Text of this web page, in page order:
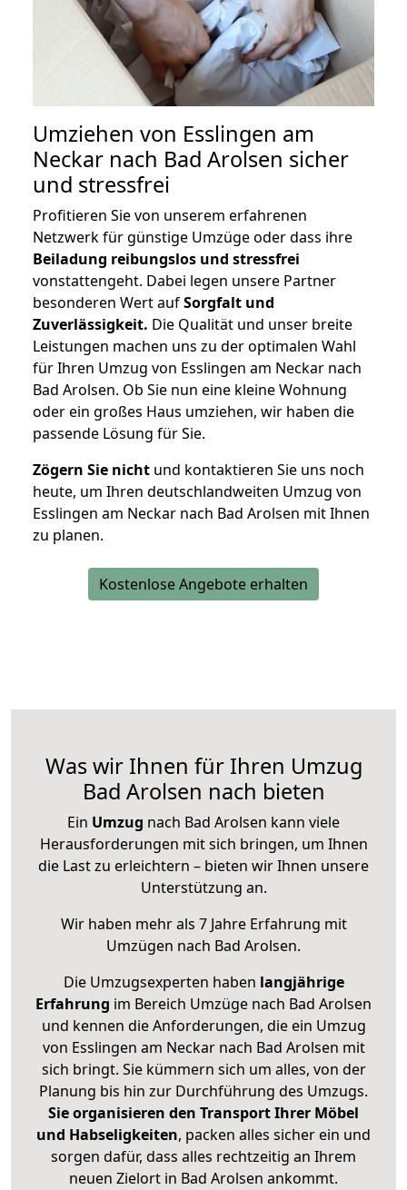
Umziehen von Esslingen am
Neckar nach Bad Arolsen sicher
und stressfrei
Profitieren Sie von unserem erfahrenen
Netzwerk für günstige Umzüge oder dass ihre
Beiladung reibungslos und stressfrei
vonstattengeht. Dabei legen unsere Partner
besonderen Wert aufSorgfalt und
Zuverlässigkeit. Die Qualität und unser breite
Leistungen machen uns zu der optimalen Wahl
für Ihren Umzug von Esslingen am Neckar nach
Bad Arolsen. Ob Sie nun eine kleine Wohnung
oder ein großes Haus umziehen, wir haben die
passende Lösung für Sie.
Zögern Sie nicht und kontaktieren Sie uns noch
heute, um Ihren deutschlandweiten Umzug von
Esslingen am Neckar nach Bad Arolsen mit Ihnen
zu planen.
Kostenlose Angebote erhalten
Was wir Ihnen für Ihren Umzug
Bad Arolsen nach bieten
Ein Umzug nach Bad Arolsen kann viele
Herausforderungen mit sich bringen, um Ihnen
die Last zu erleichtern – bieten wir Ihnen unsere
Unterstützung an.
Wir haben mehr als 7 Jahre Erfahrung mit
Umzügen nach Bad Arolsen.
Die Umzugsexperten haben langjährige
Erfahrung im Bereich Umzüge nach Bad Arolsen
und kennen die Anforderungen, die ein Umzug
von Esslingen am Neckar nach Bad Arolsen mit
sich bringt. Sie kümmern sich um alles, von der
Planung bis hin zur Durchführung des Umzugs.
Sie organisieren den Transport Ihrer Möbel
und Habseligkeiten, packen alles sicher ein und
sorgen dafür, dass alles rechtzeitig an Ihrem
neuen Zielort in Bad Arolsen ankommt.